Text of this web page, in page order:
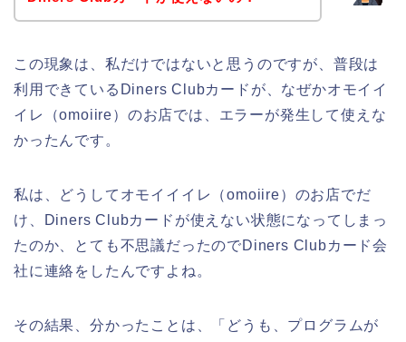
この現象は、私だけではないと思うのですが、普段は
利用できているDiners Clubカードが、なぜかオモイイ
イレ（omoiire）のお店では、エラーが発生して使えな
かったんです。
私は、どうしてオモイイイレ（omoiire）のお店でだ
け、Diners Clubカードが使えない状態になってしまっ
たのか、とても不思議だったのでDiners Clubカード会
社に連絡をしたんですよね。
その結果、分かったことは、「どうも、プログラムが